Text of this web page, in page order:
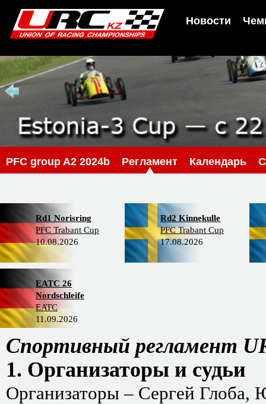
Новости
PFС group A2 2024b Регламент Календарь
Rd1 Norisring
PFC Trabant Cup
10.08.2026
Rd2 Kinnekulle
PFC Trabant Cup
17.08.2026
EATC 26
Nordschleife
EATC
11.09.2026
Спортивный регламент
1. Организаторы и судьи
Организаторы – Сергей